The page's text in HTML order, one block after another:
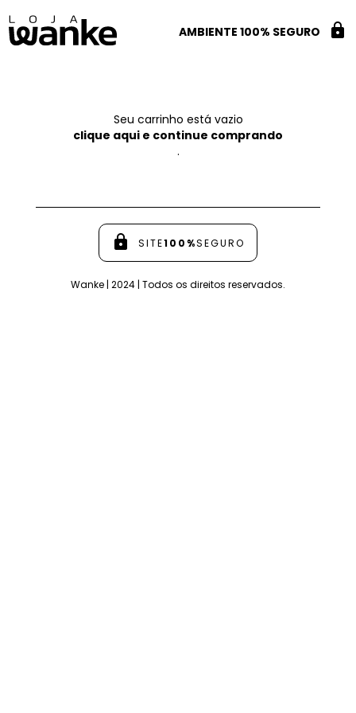
AMBIENTE 100% SEGURO lock
Seu carrinho está vazio
clique aqui e continue comprando
.
lock SITE100%SEGURO
Wanke | 2024 | Todos os direitos reservados.